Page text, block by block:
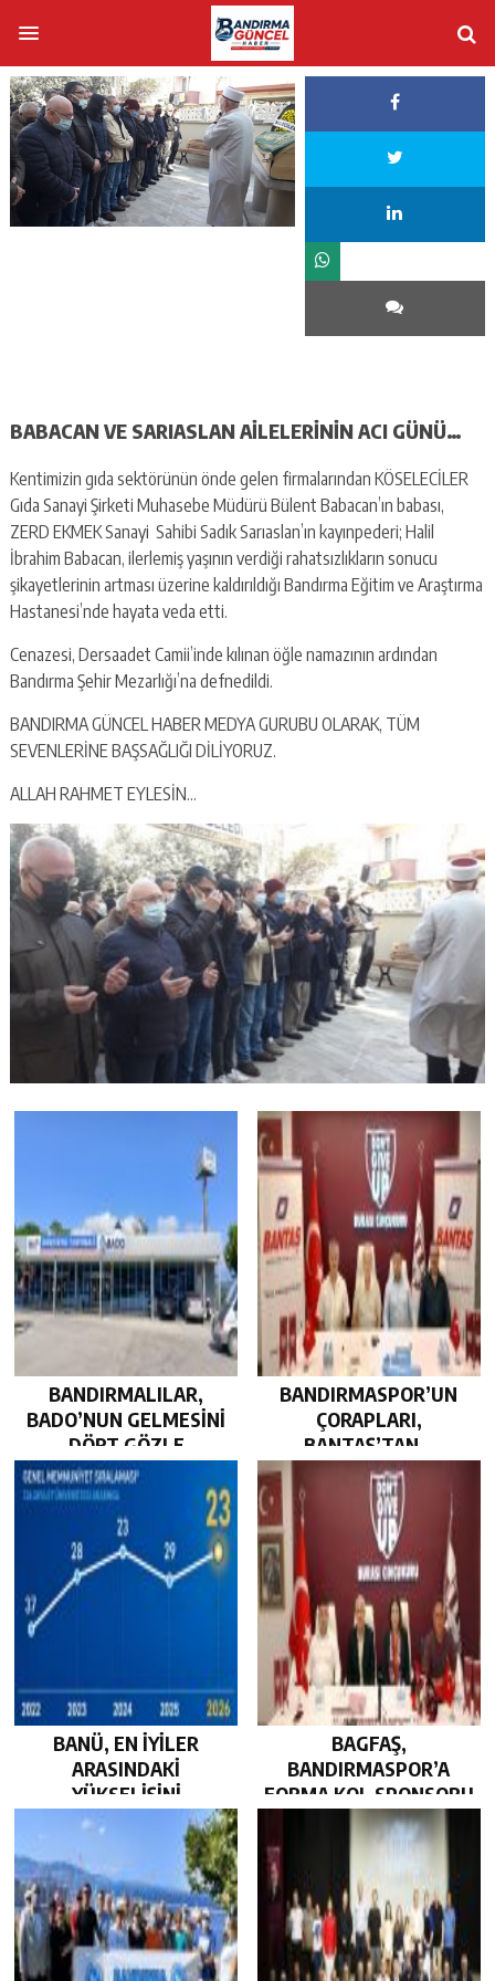
BABACAN VE SARIASLAN AİLELERİNİN ACI GÜNÜ…
Kentimizin gıda sektörünün önde gelen firmalarından KÖSELECİLER
Gıda Sanayi Şirketi Muhasebe Müdürü Bülent Babacan’ın babası,
ZERD EKMEK Sanayi Sahibi Sadık Sarıaslan’ın kayınpederi; Halil
İbrahim Babacan, ilerlemiş yaşının verdiği rahatsızlıkların sonucu
şikayetlerinin artması üzerine kaldırıldığı Bandırma Eğitim ve Araştırma
Hastanesi’nde hayata veda etti.
Cenazesi, Dersaadet Camii’inde kılınan öğle namazının ardından
Bandırma Şehir Mezarlığı’na defnedildi.
BANDIRMA GÜNCEL HABER MEDYA GURUBU OLARAK, TÜM
SEVENLERİNE BAŞSAĞLIĞI DİLİYORUZ.
ALLAH RAHMET EYLESİN…
BANDIRMALILAR,
BADO’NUN GELMESİNİ
DÖRT GÖZLE
BEKLİYOR…
BANDIRMASPOR’UN
ÇORAPLARI,
BANTAŞ’TAN…
BANÜ, EN İYİLER
ARASINDAKİ
YÜKSELİŞİNİ
SÜRDÜRDÜ…
BAGFAŞ,
BANDIRMASPOR’A
FORMA KOL SPONSORU
OLARAK KUCAK AÇTI…